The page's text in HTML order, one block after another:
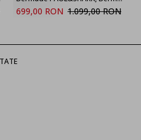
699,00 RON 1.099,00 RON